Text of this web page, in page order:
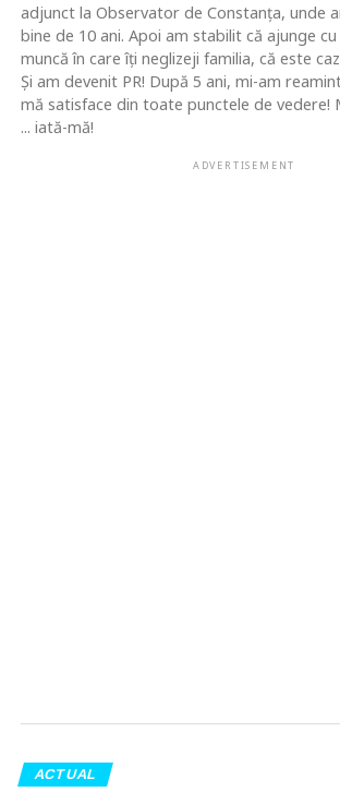
adjunct la Observator de Constanţa, unde
bine de 10 ani. Apoi am stabilit că ajunge
muncă în care îţi neglizeji familia, că este
Şi am devenit PR! După 5 ani, mi-am
mă satisface din toate punctele de vedere!
... iată-mă!
ADVERTISEMENT
ACTUAL